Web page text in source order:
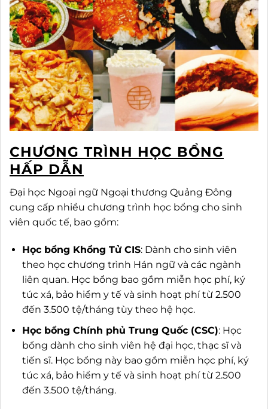
CHƯƠNG TRÌNH HỌC BỔNG
HẤP DẪN
Đại học Ngoại ngữ Ngoại thương Quảng Đông
cung cấp nhiều chương trình học bổng cho sinh
viên quốc tế, bao gồm:
Học bổng Khổng Tử CIS: Dành cho sinh viên
theo học chương trình Hán ngữ và các ngành
liên quan. Học bổng bao gồm miễn học phí, ký
túc xá, bảo hiểm y tế và sinh hoạt phí từ 2.500
đến 3.500 tệ/tháng tùy theo hệ học.
Học bổng Chính phủ Trung Quốc (CSC): Học
bổng dành cho sinh viên hệ đại học, thạc sĩ và
tiến sĩ. Học bổng này bao gồm miễn học phí, ký
túc xá, bảo hiểm y tế và sinh hoạt phí từ 2.500
đến 3.500 tệ/tháng.